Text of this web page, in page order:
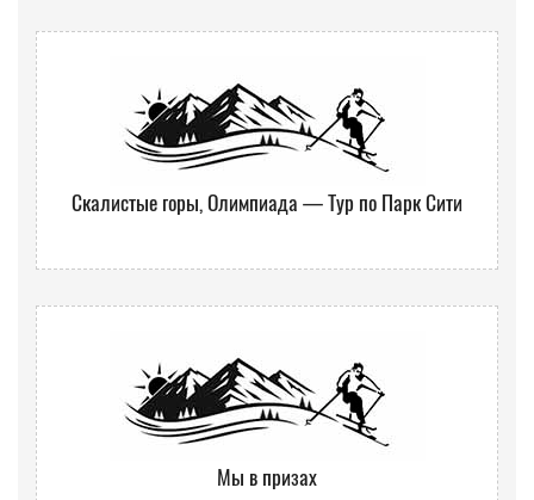
Скалистые горы, Олимпиада — Тур по Парк Сити
Мы в призах